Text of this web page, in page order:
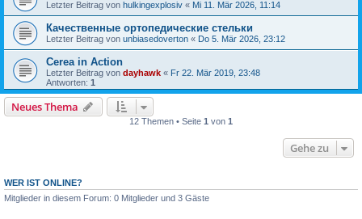
Letzter Beitrag von hulkingexplosiv « Mi 11. Mär 2026, 11:14
Качественные ортопедические стельки
Letzter Beitrag von unbiasedoverton « Do 5. Mär 2026, 23:12
Cerea in Action
Letzter Beitrag von dayhawk « Fr 22. Mär 2019, 23:48
Antworten: 1
Neues Thema
12 Themen • Seite 1 von 1
Gehe zu
WER IST ONLINE?
Mitglieder in diesem Forum: 0 Mitglieder und 3 Gäste